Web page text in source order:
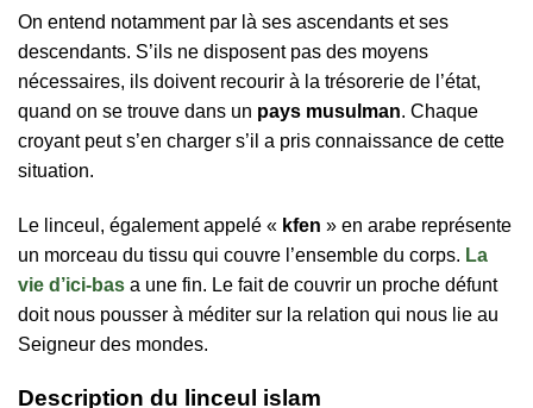
On entend notamment par là ses ascendants et ses
descendants. S’ils ne disposent pas des moyens
nécessaires, ils doivent recourir à la trésorerie de l’état,
quand on se trouve dans un pays musulman. Chaque
croyant peut s’en charger s’il a pris connaissance de cette
situation.
Le linceul, également appelé « kfen » en arabe représente
un morceau du tissu qui couvre l’ensemble du corps. La
vie d’ici-bas a une fin. Le fait de couvrir un proche défunt
doit nous pousser à méditer sur la relation qui nous lie au
Seigneur des mondes.
Description du linceul islam